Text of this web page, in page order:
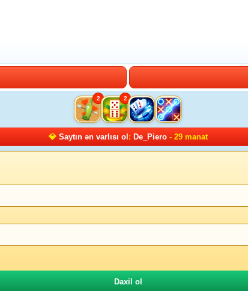
2 2
💎 Saytın ən varlısı ol : De_Piero- 29 manat